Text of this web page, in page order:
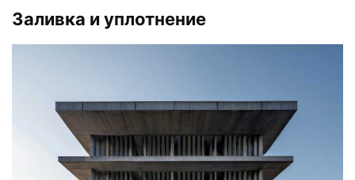
Заливка и уплотнение